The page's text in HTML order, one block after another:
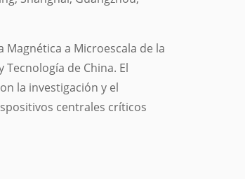
Magnética a Microescala de la
Tecnología de China. El
la investigación y el
centrales críticos